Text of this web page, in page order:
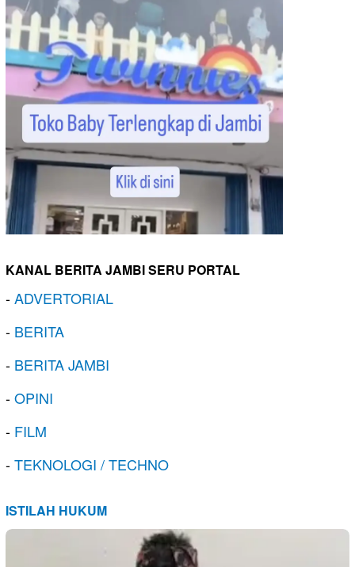
KANAL BERITA JAMBI SERU PORTAL
-ADVERTORIAL
- BERITA
- BERITA JAMBI
-OPINI
- FILM
-TEKNOLOGI / TECHNO
ISTILAH HUKUM